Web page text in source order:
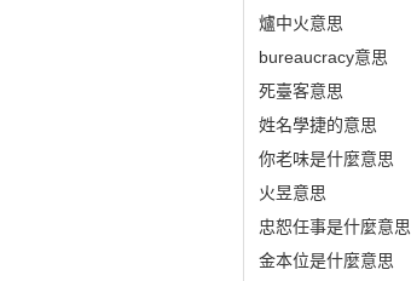
爐中火意思
bureaucracy意思
死臺客意思
姓名學捷的意思
你老味是什麼意思
火昱意思
忠恕任事是什麼意思
金本位是什麼意思